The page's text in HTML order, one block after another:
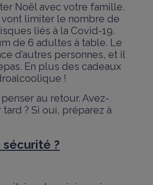
Noël avec votre famille.
limiter le nombre de
liés à la Covid-19.
de 6 adultes à table. Le
d’autres personnes, et il
En plus des cadeaux
!
au retour. Avez-
? Si oui, préparez à
?